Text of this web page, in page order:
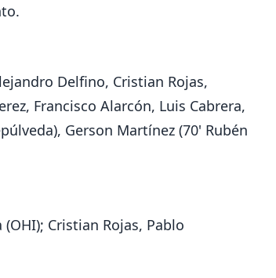
Delfino, Cristian Rojas,
Francisco Alarcón, Luis Cabrera,
Gerson Martínez (70' Rubén
Cristian Rojas, Pablo